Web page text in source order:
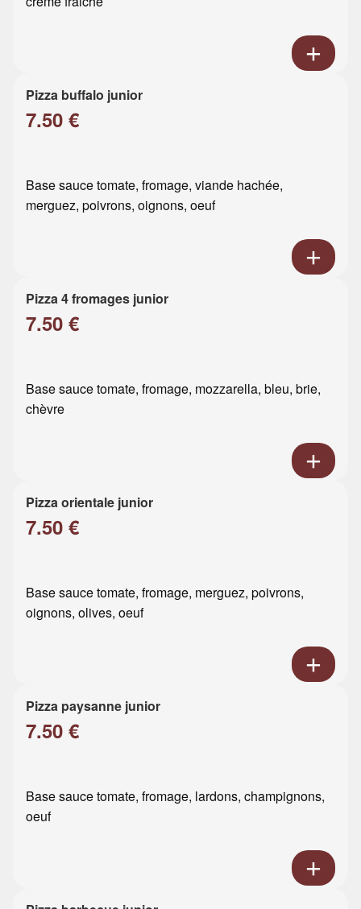
Pizza buffalo junior
7.50 €
Base sauce tomate, fromage, viande hachée,
merguez, poivrons, oignons, oeuf
Pizza 4 fromages junior
7.50 €
Base sauce tomate, fromage, mozzarella, bleu, brie,
chèvre
Pizza orientale junior
7.50 €
Base sauce tomate, fromage, merguez, poivrons,
oignons, olives, oeuf
Pizza paysanne junior
7.50 €
Base sauce tomate, fromage, lardons, champignons,
oeuf